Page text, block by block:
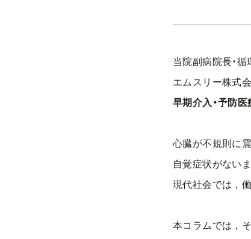
当院副病院長・
エムスリー株式
早期介入・予防医
心臓が不規則に震
自覚症状がない
現代社会では，
本コラムでは，